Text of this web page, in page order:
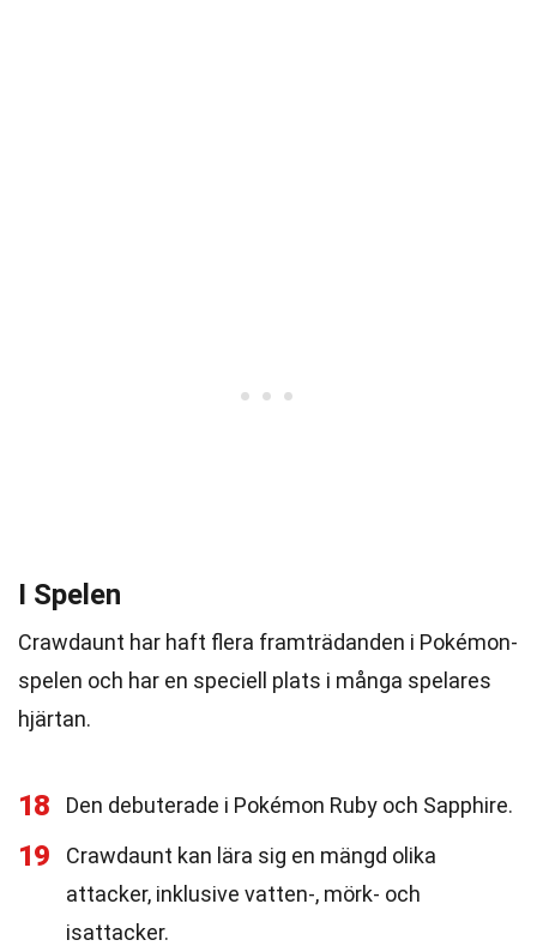
I Spelen
Crawdaunt har haft flera framträdanden i Pokémon-
spelen och har en speciell plats i många spelares
hjärtan.
18 Den debuterade i Pokémon Ruby och Sapphire.
19
Crawdaunt kan lära sig en mängd olika
attacker, inklusive vatten-, mörk- och
isattacker.